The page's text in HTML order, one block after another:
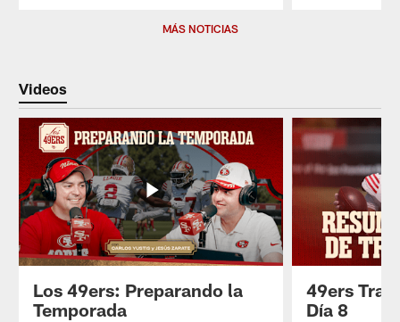
MÁS NOTICIAS
Videos
Los 49ers: Preparando la
Temporada
49ers
Día 8